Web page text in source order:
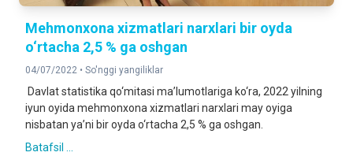
Mehmonxona xizmatlari narxlari bir oyda
o‘rtacha 2,5 % ga oshgan
04/07/2022 • So'nggi yangiliklar
Davlat statistika qo‘mitasi ma’lumotlariga ko‘ra, 2022 yilning
iyun oyida mehmonxona xizmatlari narxlari may oyiga
nisbatan ya’ni bir oyda o‘rtacha 2,5 % ga oshgan.
Batafsil ...